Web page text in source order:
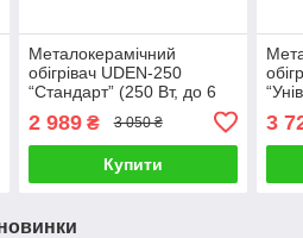
Металокерамічний
обігрівач UDEN-250
“Стандарт” (250 Вт, до 6
2 989₴ 3 050 ₴
Купити
3